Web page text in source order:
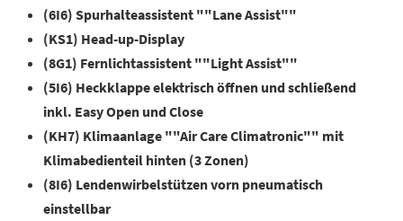
(6I6) Spurhalteassistent ""Lane Assist""
(KS1) Head-up-Display
(8G1) Fernlichtassistent ""Light Assist""
(5I6) Heckklappe elektrisch öffnen und schließend
inkl. Easy Open und Close
(KH7) Klimaanlage ""Air Care Climatronic"" mit
Klimabedienteil hinten (3 Zonen)
(8I6) Lendenwirbelstützen vorn pneumatisch
einstellbar